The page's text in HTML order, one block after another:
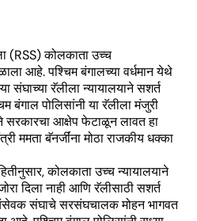
कोलकाता उच्च
आहे. पश्चिम बंगालच्या वर्धमान येथे
संघाच्या रॅलीला न्यायालयाने सशर्त
बंगाल पोलिसांनी या रॅलीला मंजुरी
सरकारचा आक्षेप फेटाळून लावत हा
ममता बॅनर्जींना मोठा राजकीय धक्का
कोलकाता उच्च न्यायालयाने
दिला नाही आणि रॅलीसाठी सशर्त
संघाचे सरसंघचालक मोहन भागवत